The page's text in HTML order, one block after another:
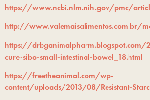
https://www.ncbi.nlm.nih.gov/pmc/
http://www.valemaisalimentos.com.br/
https://
cure-sibo-small-intestinal-bowel_18.html
https://freetheanimal.com/wp-
content/uploads/2013/08/Resistant-